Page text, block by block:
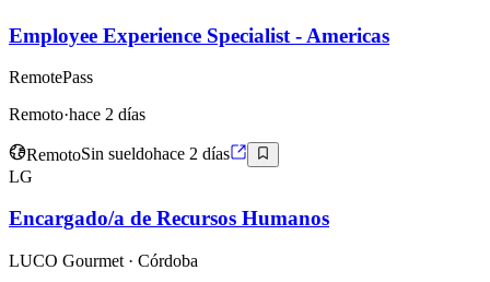
Employee Experience Specialist - Americas
RemotePass
Remoto·hace 2 días
RemotoSin sueldohace 2 días
LG
Encargado/a de Recursos Humanos
LUCO Gourmet · Córdoba